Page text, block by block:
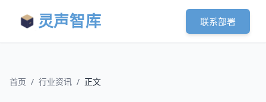
灵声智库 联系部署
首页 / 行业资讯 / 正文